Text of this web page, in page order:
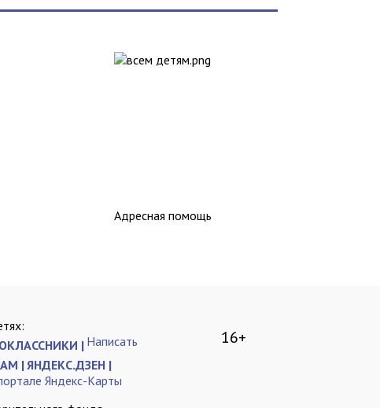
Адресная помощь
16+
|
|ЯНДЕКС.ДЗЕН |
Написать
Яндекс-Карты